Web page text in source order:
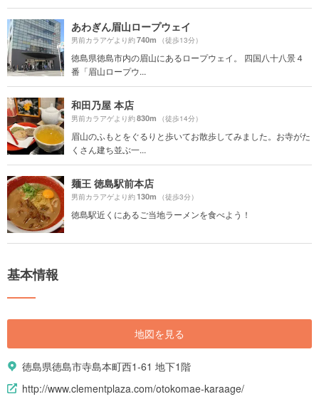
あわぎん眉山ロープウェイ
男前カラアゲより約740m （徒歩13分）
徳島県徳島市内の眉山にあるロープウェイ。 四国八十八景４
番「眉山ロープウ...
和田乃屋 本店
男前カラアゲより約830m （徒歩14分）
眉山のふもとをぐるりと歩いてお散歩してみました。お寺がた
くさん建ち並ぶ一...
麺王 徳島駅前本店
男前カラアゲより約130m （徒歩3分）
徳島駅近くにあるご当地ラーメンを食べよう！
基本情報
地図を見る
徳島県徳島市寺島本町西1-61 地下1階
http://www.clementplaza.com/otokomae-karaage/